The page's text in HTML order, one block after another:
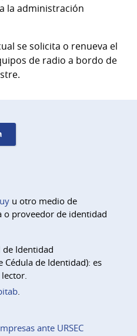
la administración
se solicita o renueva el
de radio a bordo de
u otro medio de
o proveedor de identidad
Identidad
de Identidad): es
.
ante URSEC